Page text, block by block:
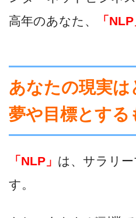
高年のあなた、
「NLP
あなたの現実は
夢や目標とする
「NLP」 は、サラリ
す。